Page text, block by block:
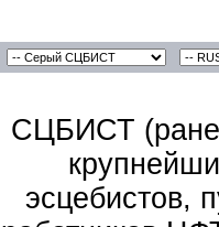
СЦБИСТ
эсцебистов,